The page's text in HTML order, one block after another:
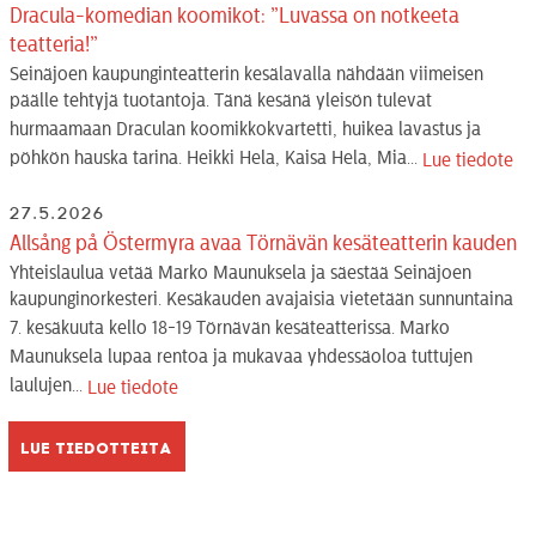
Dracula-komedian koomikot: ”Luvassa on notkeeta
teatteria!”
Seinäjoen kaupunginteatterin kesälavalla nähdään viimeisen
päälle tehtyjä tuotantoja. Tänä kesänä yleisön tulevat
hurmaamaan Draculan koomikkokvartetti, huikea lavastus ja
pöhkön hauska tarina. Heikki Hela, Kaisa Hela, Mia... Lue tiedote
27.5.2026
Allsång på Östermyra avaa Törnävän kesäteatterin kauden
Yhteislaulua vetää Marko Maunuksela ja säestää Seinäjoen
kaupunginorkesteri. Kesäkauden avajaisia vietetään sunnuntaina
7. kesäkuuta kello 18-19 Törnävän kesäteatterissa. Marko
Maunuksela lupaa rentoa ja mukavaa yhdessäoloa tuttujen
laulujen... Lue tiedote
Lue tiedotteita